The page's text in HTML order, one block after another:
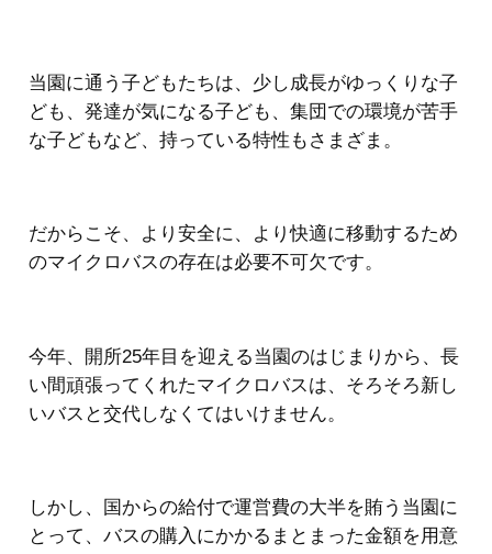
当園に通う子どもたちは、少し成長がゆっくりな子
ども、発達が気になる子ども、集団での環境が苦手
な子どもなど、持っている特性もさまざま。
だからこそ、より安全に、より快適に移動するため
のマイクロバスの存在は必要不可欠です。
今年、開所25年目を迎える当園のはじまりから、長
い間頑張ってくれたマイクロバスは、そろそろ新し
いバスと交代しなくてはいけません。
しかし、国からの給付で運営費の大半を賄う当園に
とって、バスの購入にかかるまとまった金額を用意